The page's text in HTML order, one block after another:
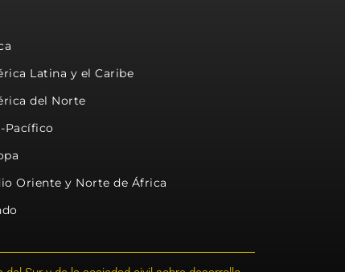
Latina y el Caribe
del Norte
Pacífico
Oriente y Norte de África